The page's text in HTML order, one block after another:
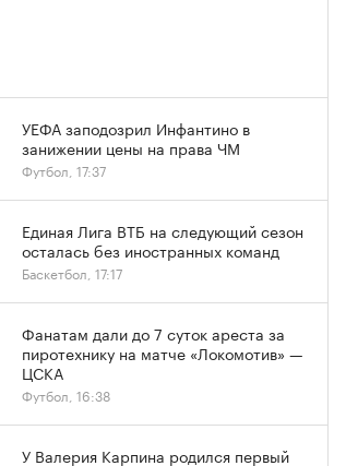
УЕФА заподозрил Инфантино в
занижении цены на права ЧМ
Футбол, 17:37
Единая Лига ВТБ на следующий сезон
осталась без иностранных команд
Баскетбол, 17:17
Фанатам дали до 7 суток ареста за
пиротехнику на матче «Локомотив» —
ЦСКА
Футбол, 16:38
У Валерия Карпина родился первый